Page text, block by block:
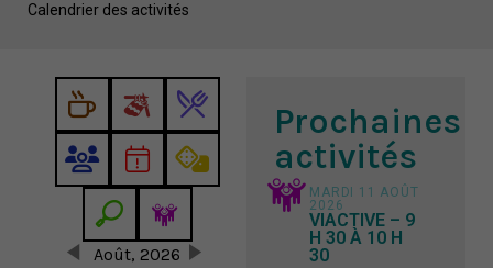
Calendrier des activités
Août, 2026
Prochaines
activités
MARDI 11 AOÛT
2026
VIACTIVE – 9
H 30 À 10 H
30